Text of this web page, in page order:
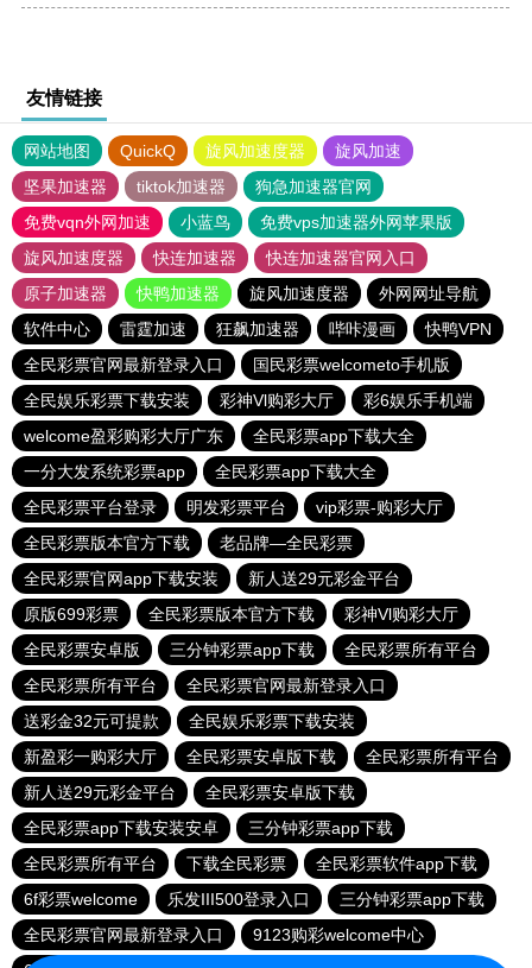
友情链接
网站地图 QuickQ 旋风加速度器
旋风加速
坚果加速器
tiktok加速器
狗急加速器官网
免费vqn外网加速
小蓝鸟
免费vps加速器外网苹果版
旋风加速度器
快连加速器
快连加速器官网入口
原子加速器
快鸭加速器 旋风加速度器
外网网址导航
软件中心
雷霆加速 狂飙加速器 哔咔漫画
快鸭VPN
全民彩票官网最新登录入口
国民彩票welcometo手机版
全民娱乐彩票下载安装
彩神Vl购彩大厅
彩6娱乐手机端
welcome盈彩购彩大厅广东
全民彩票app下载大全
一分大发系统彩票app
全民彩票app下载大全
全民彩票平台登录
明发彩票平台
vip彩票-购彩大厅
全民彩票版本官方下载
老品牌—全民彩票
全民彩票官网app下载安装
新人送29元彩金平台
原版699彩票
全民彩票版本官方下载
彩神Vl购彩大厅
全民彩票安卓版
三分钟彩票app下载
全民彩票所有平台
全民彩票所有平台
全民彩票官网最新登录入口
送彩金32元可提款
全民娱乐彩票下载安装
新盈彩一购彩大厅
全民彩票安卓版下载
全民彩票所有平台
新人送29元彩金平台
全民彩票安卓版下载
全民彩票app下载安装安卓
三分钟彩票app下载
全民彩票所有平台
下载全民彩票
全民彩票软件app下载
6f彩票welcome
乐发III500登录入口
三分钟彩票app下载
全民彩票官网最新登录入口
9123购彩welcome中心